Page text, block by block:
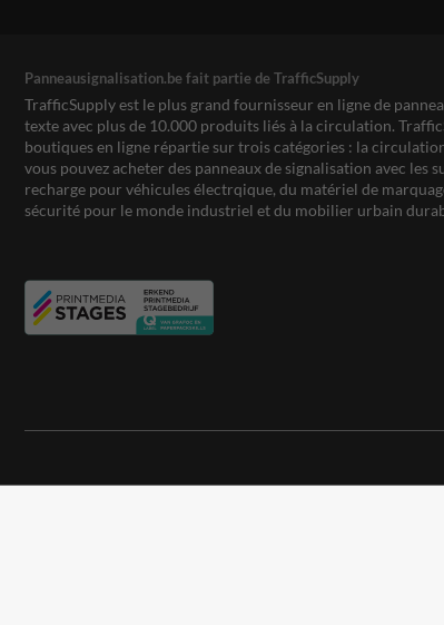
Panneausignalisation.be fait partie de TrafficSupply
TrafficSupply est le plus grand fournisseur en ligne de
texte avec plus de 10.000 produits liés à la circulation.
boutiques en ligne répartie sur trois catégories : la
vous pouvez acheter des panneaux de signalisation avec les
recharge pour véhicules électrqique, du matériel de
sécurité pour le monde industriel et du mobilier urbain